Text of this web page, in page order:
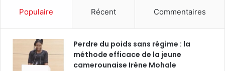
Populaire Récent Commentaires
Perdre du poids sans régime : la
méthode efficace de la jeune
camerounaise Irène Mohale